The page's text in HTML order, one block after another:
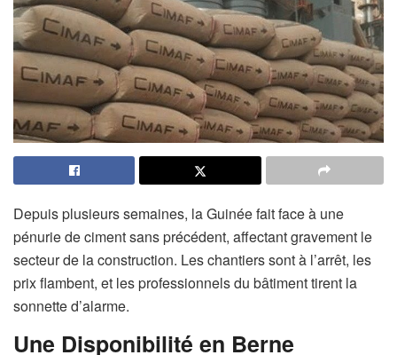
Depuis plusieurs semaines, la Guinée fait face à une
pénurie de ciment sans précédent, affectant gravement le
secteur de la construction. Les chantiers sont à l’arrêt, les
prix flambent, et les professionnels du bâtiment tirent la
sonnette d’alarme.
Une Disponibilité en Berne